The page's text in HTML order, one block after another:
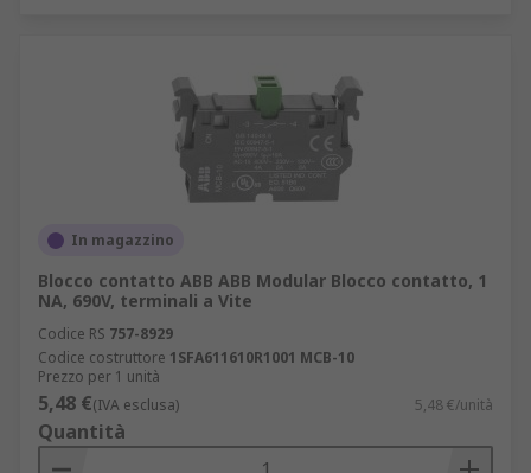
In magazzino
Blocco contatto ABB ABB Modular Blocco contatto, 1
NA, 690V, terminali a Vite
Codice RS 757-8929
Codice costruttore 1SFA611610R1001 MCB-10
Prezzo per 1 unità
5,48 €(IVA esclusa) 5,48 €/unità
Quantità